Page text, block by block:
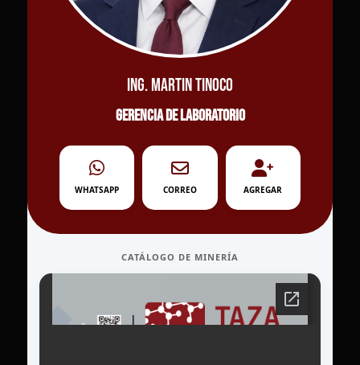
Ing. Martin Tinoco
Gerencia de laboratorio
WHATSAPP CORREO AGREGAR
CATÁLOGO DE MINERÍA